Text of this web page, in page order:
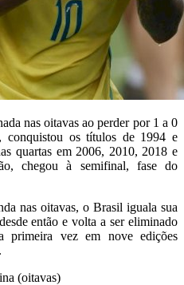
nas oitavas ao perder por 1 a 0
conquistou os títulos de 1994 e
quartas em 2006, 2010, 2018 e
chegou à semifinal, fase do
nas oitavas, o Brasil iguala sua
então e volta a ser eliminado
primeira vez em nove edições
(oitavas)